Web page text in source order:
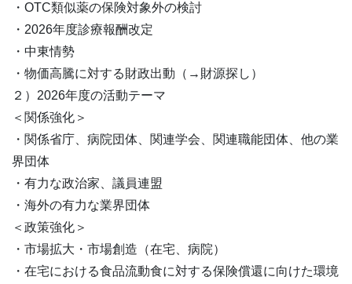
・OTC類似薬の保険対象外の検討
・2026年度診療報酬改定
・中東情勢
・物価高騰に対する財政出動（→財源探し）
２）2026年度の活動テーマ
＜関係強化＞
・関係省庁、病院団体、関連学会、関連職能団体、他の業
界団体
・有力な政治家、議員連盟
・海外の有力な業界団体
＜政策強化＞
・市場拡大・市場創造（在宅、病院）
・在宅における食品流動食に対する保険償還に向けた環境